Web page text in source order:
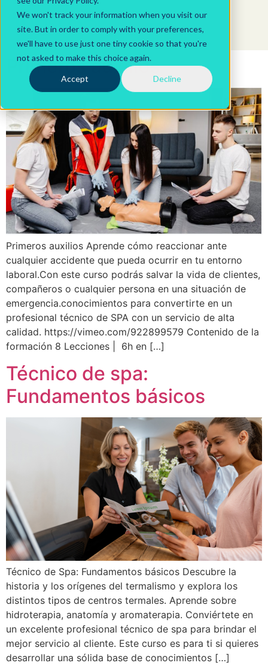
We won't track your information when you visit our
site. But in order to comply with your preferences,
we'll have to use just one tiny cookie so that you're
not asked to make this choice again.
Accept Decline
Primeros auxilios
Primeros auxilios Aprende cómo reaccionar ante
cualquier accidente que pueda ocurrir en tu entorno
laboral.Con este curso podrás salvar la vida de clientes,
compañeros o cualquier persona en una situación de
emergencia.conocimientos para convertirte en un
profesional técnico de SPA con un servicio de alta
calidad. https://vimeo.com/922899579 Contenido de la
formación 8 Lecciones | 6h en […]
Técnico de spa:
Fundamentos básicos
Técnico de Spa: Fundamentos básicos Descubre la
historia y los orígenes del termalismo y explora los
distintos tipos de centros termales. Aprende sobre
hidroterapia, anatomía y aromaterapia. Conviértete en
un excelente profesional técnico de spa para brindar el
mejor servicio al cliente. Este curso es para ti si quieres
desarrollar una sólida base de conocimientos […]